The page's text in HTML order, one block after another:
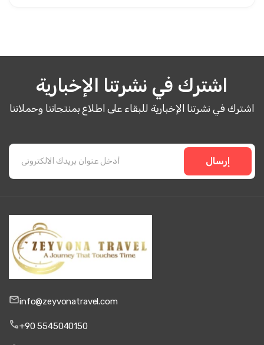
اشترك في نشرتنا الإخبارية
اشترك في نشرتنا الإخبارية للبقاء على اطلاع بمنتجاتنا وحملاتنا
إرسال
info@zeyvonatravel.com
+90 5545040150